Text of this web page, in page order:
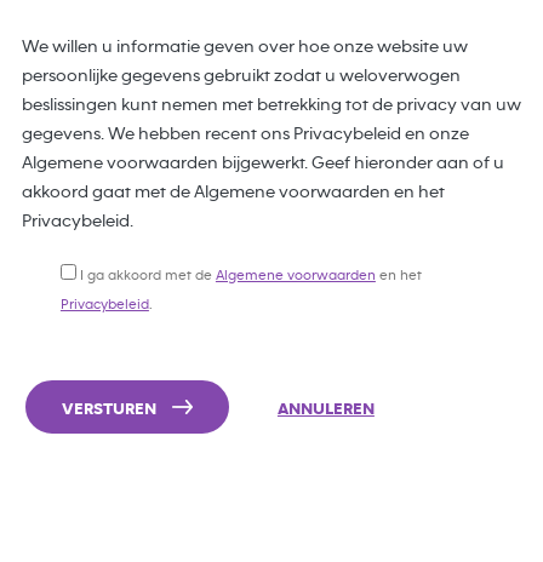
We willen u informatie geven over hoe onze website uw
persoonlijke gegevens gebruikt zodat u weloverwogen
beslissingen kunt nemen met betrekking tot de privacy van uw
gegevens. We hebben recent ons Privacybeleid en onze
Algemene voorwaarden bijgewerkt. Geef hieronder aan of u
akkoord gaat met de Algemene voorwaarden en het
Privacybeleid.
I ga akkoord met de Algemene voorwaarden en het
Privacybeleid.
VERSTUREN ANNULEREN